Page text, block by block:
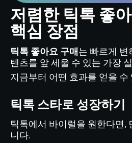
저렴한 틱톡 좋
핵심 장점
틱톡 좋아요 구매는 빠르게 변
텐츠를 앞 세울 수 있는 가장
지금부터 어떤 효과를 얻을 수
틱톡 스타로 성장하기
틱톡에서 바이럴을 원한다면,
니다.